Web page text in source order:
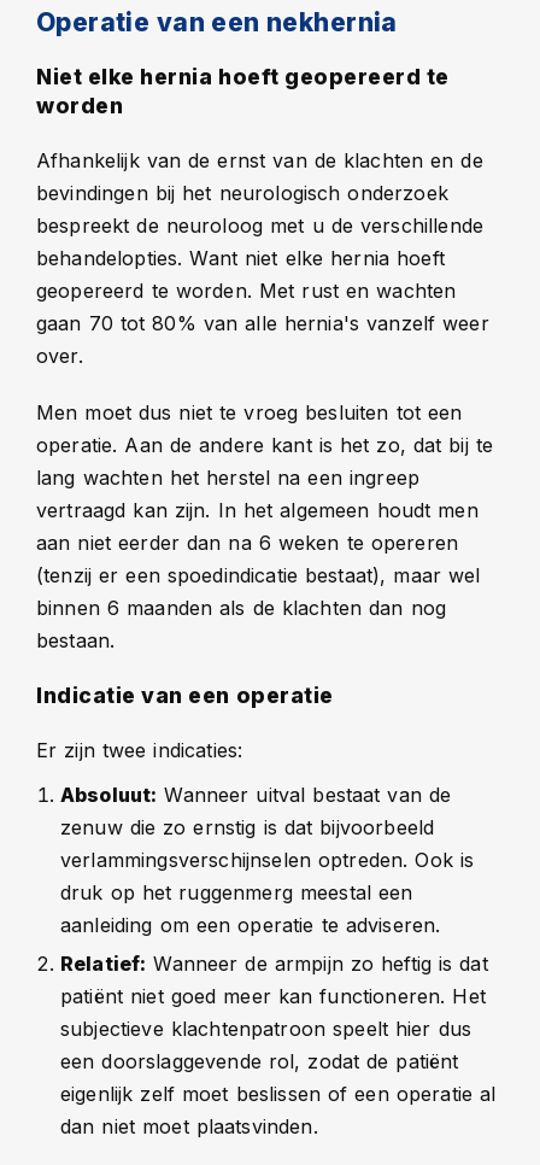
Operatie van een nekhernia
Niet elke hernia hoeft geopereerd te
worden
Afhankelijk van de ernst van de klachten en de
bevindingen bij het neurologisch onderzoek
bespreekt de neuroloog met u de verschillende
behandelopties. Want niet elke hernia hoeft
geopereerd te worden. Met rust en wachten
gaan 70 tot 80% van alle hernia's vanzelf weer
over.
Men moet dus niet te vroeg besluiten tot een
operatie. Aan de andere kant is het zo, dat bij te
lang wachten het herstel na een ingreep
vertraagd kan zijn. In het algemeen houdt men
aan niet eerder dan na 6 weken te opereren
(tenzij er een spoedindicatie bestaat), maar wel
binnen 6 maanden als de klachten dan nog
bestaan.
Indicatie van een operatie
Er zijn twee indicaties:
Absoluut: Wanneer uitval bestaat van de
zenuw die zo ernstig is dat bijvoorbeeld
verlammingsverschijnselen optreden. Ook is
druk op het ruggenmerg meestal een
aanleiding om een operatie te adviseren.
Relatief: Wanneer de armpijn zo heftig is dat
patiënt niet goed meer kan functioneren. Het
subjectieve klachtenpatroon speelt hier dus
een doorslaggevende rol, zodat de patiënt
eigenlijk zelf moet beslissen of een operatie al
dan niet moet plaatsvinden.